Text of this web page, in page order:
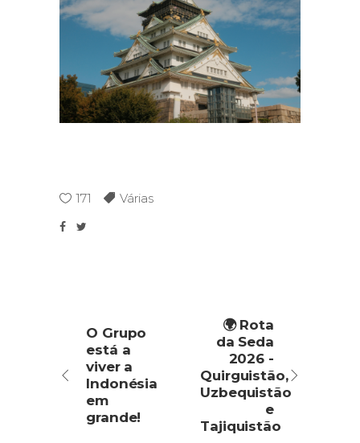
171 Várias
O Grupo
está a
viver a
Indonésia
em
grande!
🌍 Rota
da Seda
2026 -
Quirguistão,
Uzbequistão
e
Tajiquistão